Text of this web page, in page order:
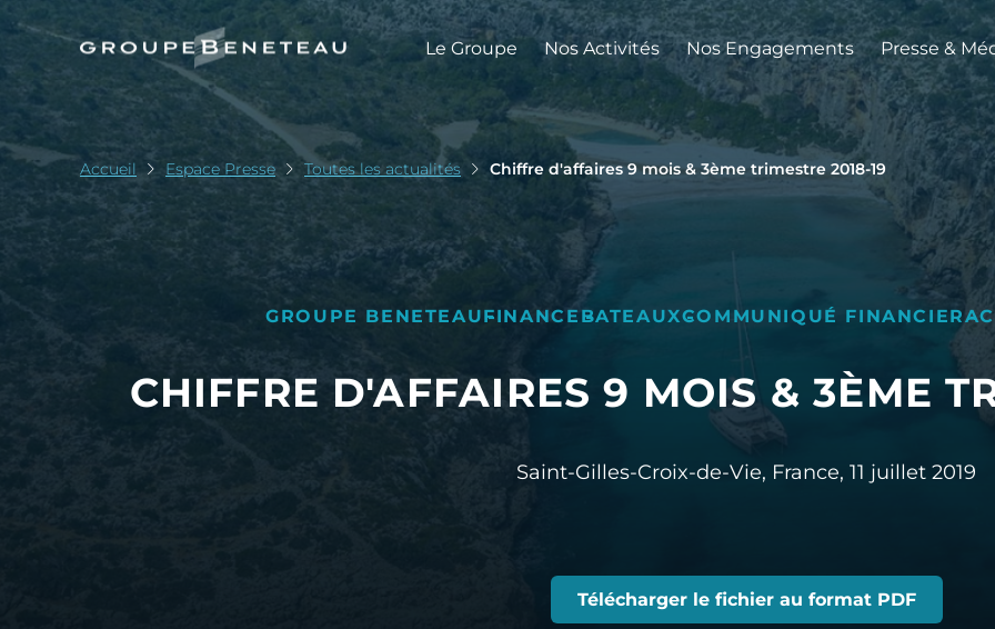
Le Groupe Nos Activités Nos Engagements Presse &
Accueil Espace Presse Toutes les actualités Chiffre d'affaires 9 mois & 3ème trimestre 2018-19
GROUPE BENETEAUFINANCEBATEAUXCOMMUNIQUÉ FINANCIER
CHIFFRE D'AFFAIRES 9 MOIS & 3ÈME
Saint-Gilles-Croix-de-Vie, France, 11 juillet 2019
Télécharger le fichier au format PDF